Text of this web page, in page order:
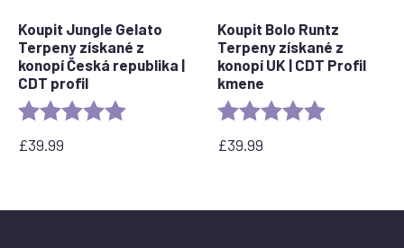
Koupit Jungle Gelato
Terpeny získané z
konopí Česká republika |
CDT profil
Rating: 5.0 out of 5 stars
£39.99
Koupit Bolo Runtz
Terpeny získané z
konopí UK | CDT Profil
kmene
Rating: 5.0 out of 5
£39.99